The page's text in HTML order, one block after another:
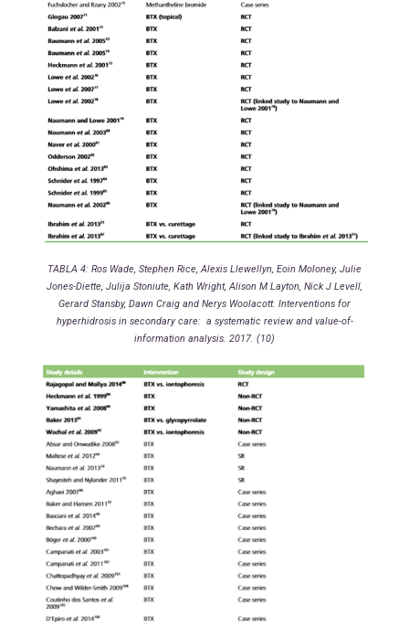
TABLA 4: Ros Wade, Stephen Rice, Alexis Llewellyn, Eoin Moloney, Julie
Jones-Diette, Julija Stoniute, Kath Wright, Alison M Layton, Nick J Levell,
Gerard Stansby, Dawn Craig and Nerys Woolacott. Interventions for
hyperhidrosis in secondary care: a systematic review and value-of-
information analysis. 2017. (10)